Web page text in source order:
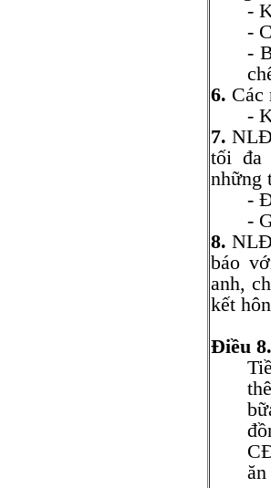
-
-
-
6. Các
-
7. NLĐ
tối đa
những
-
-
8.
báo
anh,
kết
Điều